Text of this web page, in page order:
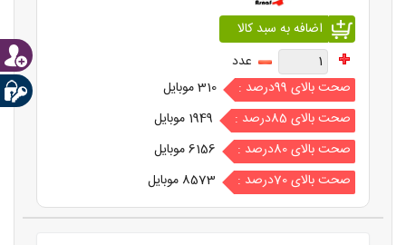
عدد
صحت بالای 99درصد :
310 موبایل
صحت بالای 85درصد :
1949 موبایل
صحت بالای 80درصد :
6156 موبایل
صحت بالای 70درصد :
8573 موبایل